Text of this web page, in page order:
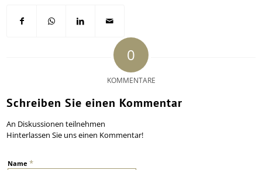
0
KOMMENTARE
Schreiben Sie einen Kommentar
An Diskussionen teilnehmen
Hinterlassen Sie uns einen Kommentar!
Name*